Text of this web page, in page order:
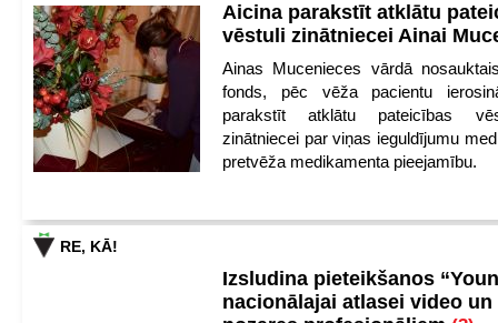
Aicina parakstīt atklātu
vēstuli zinātniecei Ainai
Ainas Mucenieces vārdā
fonds, pēc vēža pacientu
parakstīt atklātu pateicības
zinātniecei par viņas ieguldījumu
pretvēža medikamenta pieejamību.
RE, KĀ!
Izsludina pieteikšanos
nacionālajai atlasei video